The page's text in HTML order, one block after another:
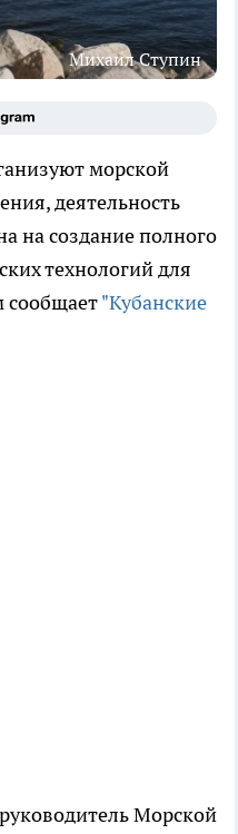
Михаил Ступин
морской
деятельность
на создание полного
технологий для
сообщает"Кубанские
Морской